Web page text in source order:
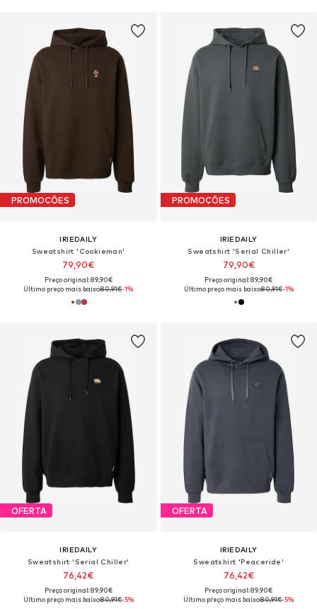
PROMOÇÕES
IRIEDAILY
Sweatshirt 'Cookieman'
79,90€
Preço original: 89,90€
Último preço mais baixo:80,91€-1%
PROMOÇÕES
IRIEDAILY
Sweatshirt 'Serial Chiller'
79,90€
Preço original: 89,90€
Último preço mais baixo:80,91€-1%
OFERTA
IRIEDAILY
Sweatshirt 'Serial Chiller'
76,42€
Preço original: 89,90€
Último preço mais baixo:80,91€-5%
OFERTA
IRIEDAILY
Sweatshirt 'Peaceride'
76,42€
Preço original: 89,90€
Último preço mais baixo:80,91€-5%